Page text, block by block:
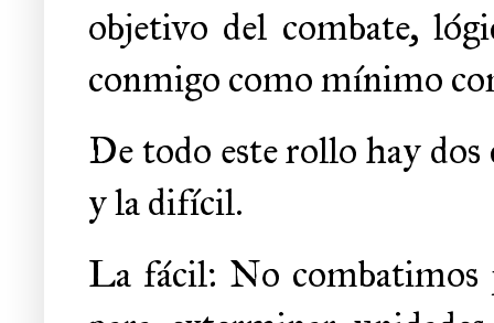
objetivo del combate,
conmigo como mínimo
De todo este rollo hay dos
y la difícil.
La fácil: No combatimos